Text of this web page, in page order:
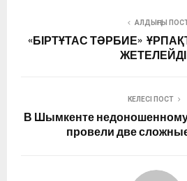
АЛДЫҢҒЫ
«БІРТҰТАС ТӘРБИЕ»
ЖЕТЕЛЕЙДІ
КЕЛЕСІ ПОСТ
В Шымкенте
провели две